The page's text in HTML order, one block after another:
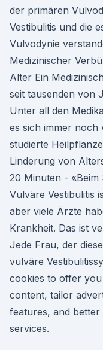
der primären
Vestibulitis und die
Vulvodynie
Medizinischer
Alter Ein
seit tausenden von
Unter all den
es sich immer noch
studierte
Linderung von
20 Minuten - «Beim
Vulväre Vestibulitis
aber viele Ärzte
Krankheit. Das ist
Jede Frau, der
vulväre
cookies to offer
content, tailor
features, and
services.